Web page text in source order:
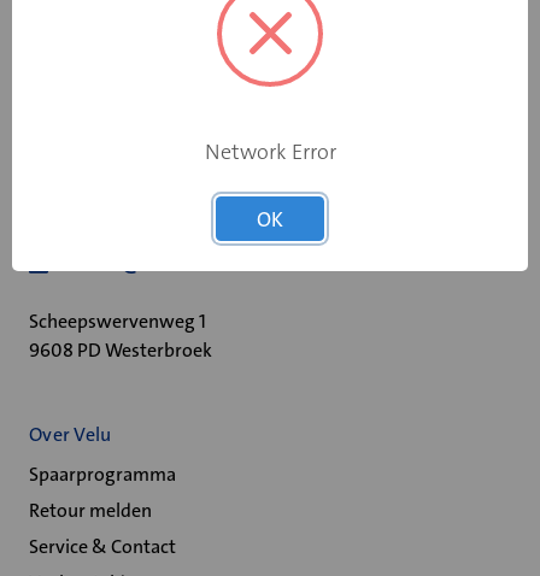
Scheepswervenweg 1
9608 PD Westerbroek
Over Velu
Spaarprogramma
Retour melden
Service & Contact
Network Error
OK